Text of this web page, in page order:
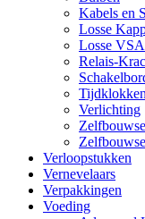
Kabels en
Losse
Losse VSA
Relais-
Tijdklokken
Verlichting
Verloopstukken
Vernevelaars
Verpakkingen
Voeding